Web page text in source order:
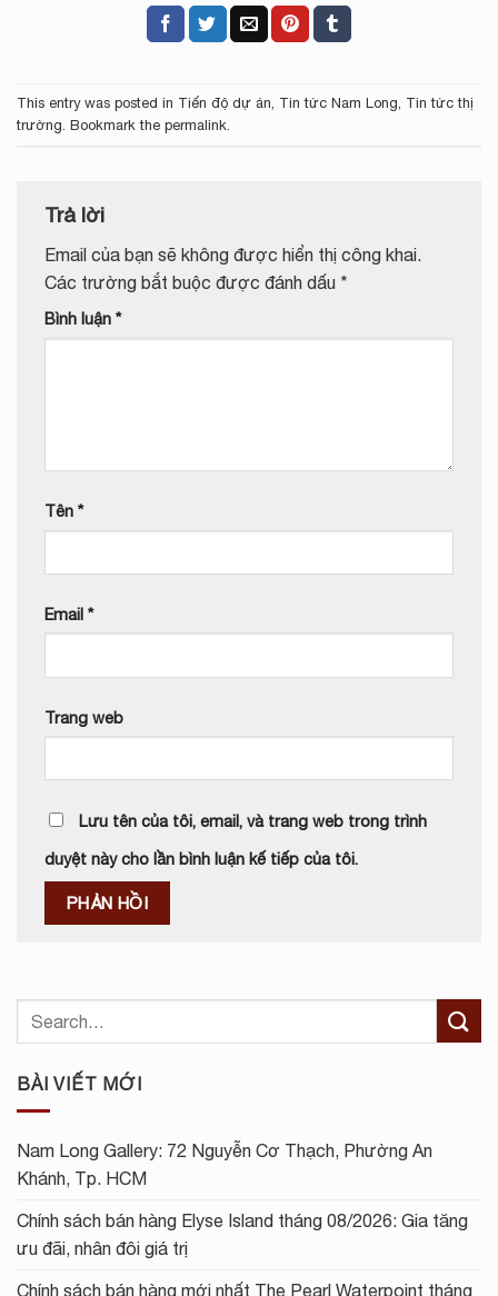
This entry was posted in Tiến độ dự án Tin tức Nam Long Tin tức thị
trường . Bookmark the permalink
Trả lời
Email của bạn sẽ không được hiển thị công khai.
Các trường bắt buộc được đánh dấu *
Bình luận *
Tên *
Email *
Trang web
Lưu tên của tôi, email, và trang web trong trình
duyệt này cho lần bình luận kế tiếp của tôi.
BÀI VIẾT MỚI
Nam Long Gallery: 72 Nguyễn Cơ Thạch, Phường An
Khánh, Tp. HCM
Chính sách bán hàng Elyse Island tháng 08/2026: Gia tăng
ưu đãi, nhân đôi giá trị
Chính sách bán hàng mới nhất The Pearl Waterpoint tháng